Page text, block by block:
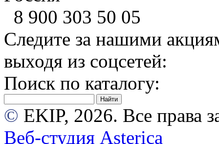
8 900 303 50 05
Следите за нашими
выходя из соцсетей:
Поиск по каталогу:
© EKIP, 2026. Все права
Веб-студия Asterica